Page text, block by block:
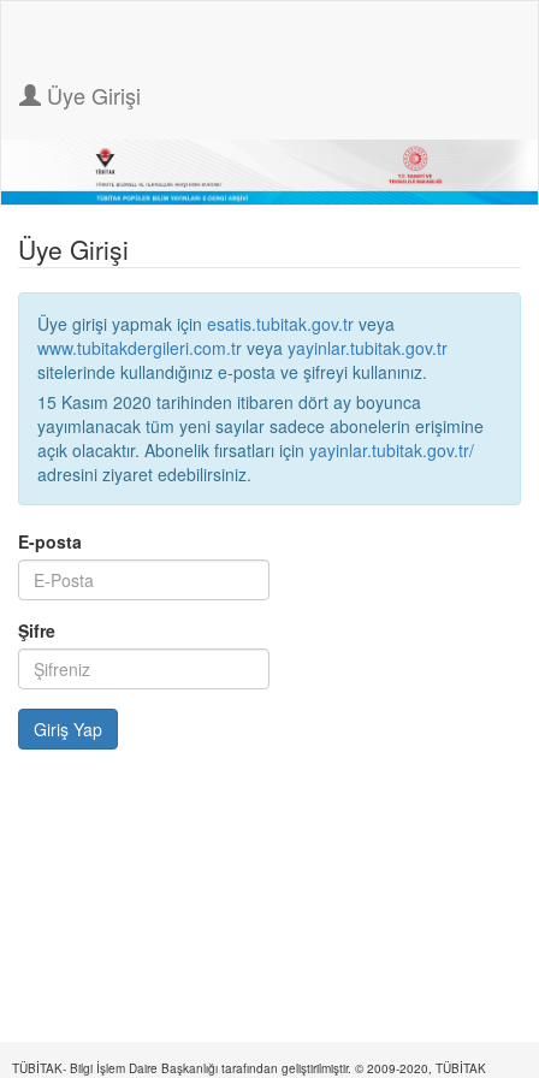
Üye Girişi
Üye Girişi
Üye girişi yapmak için esatis.tubitak.gov.tr veya
www.tubitakdergileri.com.tr veya yayinlar.tubitak.gov.tr
sitelerinde kullandığınız e-posta ve şifreyi kullanınız.
15 Kasım 2020 tarihinden itibaren dört ay boyunca
yayımlanacak tüm yeni sayılar sadece abonelerin erişimine
açık olacaktır. Abonelik fırsatları için yayinlar.tubitak.gov.tr/
adresini ziyaret edebilirsiniz.
E-posta
Şifre
TÜBİTAK- Bilgi İşlem Daire Başkanlığı tarafından geliştirilmiştir. © 2009-2020, TÜBİTAK